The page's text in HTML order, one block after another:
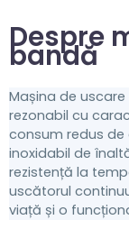
Despre
bandă
Mașina de
rezonabil cu
consum redus de
inoxidabil de
rezistență la
uscătorul
viață și o